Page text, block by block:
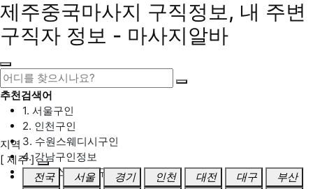
제주중국마사지 구직정보, 내 주변
구직자 정보 - 마사지알바
추천검색어
1. 서울구인
2. 인천구인
3. 수원스웨디시구인
4. 강남구인정보
5. 동탄스웨디시구인
지역
[ 제주 ]
전국
서울 경기 인천 대전 대구
부산